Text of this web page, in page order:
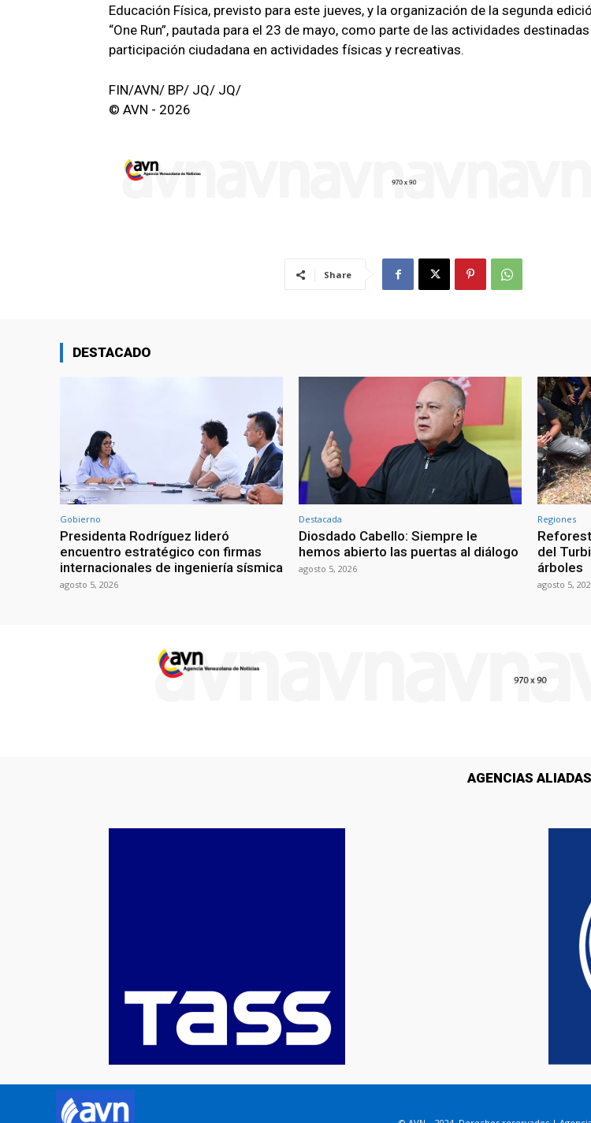
Educación Física, previsto para este jueves, y la organización de la segunda
“One Run”, pautada para el 23 de mayo, como parte de las actividades
participación ciudadana en actividades físicas y recreativas.
FIN/AVN/ BP/ JQ/ JQ/
© AVN - 2026
Share
DESTACADO
Gobierno
Presidenta Rodríguez lideró
encuentro estratégico con firmas
internacionales de ingeniería sísmica
agosto 5, 2026
Destacada
Diosdado Cabello: Siempre le
hemos abierto las puertas al diálogo
agosto 5, 2026
Regiones
del
árboles
agosto 5,
AGENCIAS ALIADAS